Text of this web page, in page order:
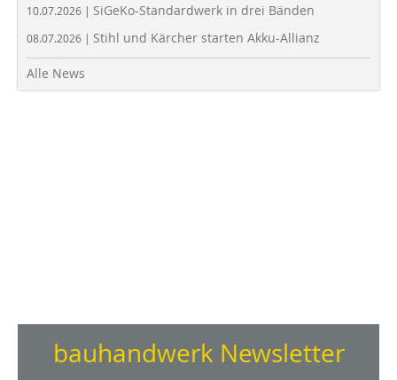
10.07.2026 | SiGeKo-Standardwerk in drei Bänden
08.07.2026 | Stihl und Kärcher starten Akku-Allianz
Alle News
bauhandwerk Newsletter